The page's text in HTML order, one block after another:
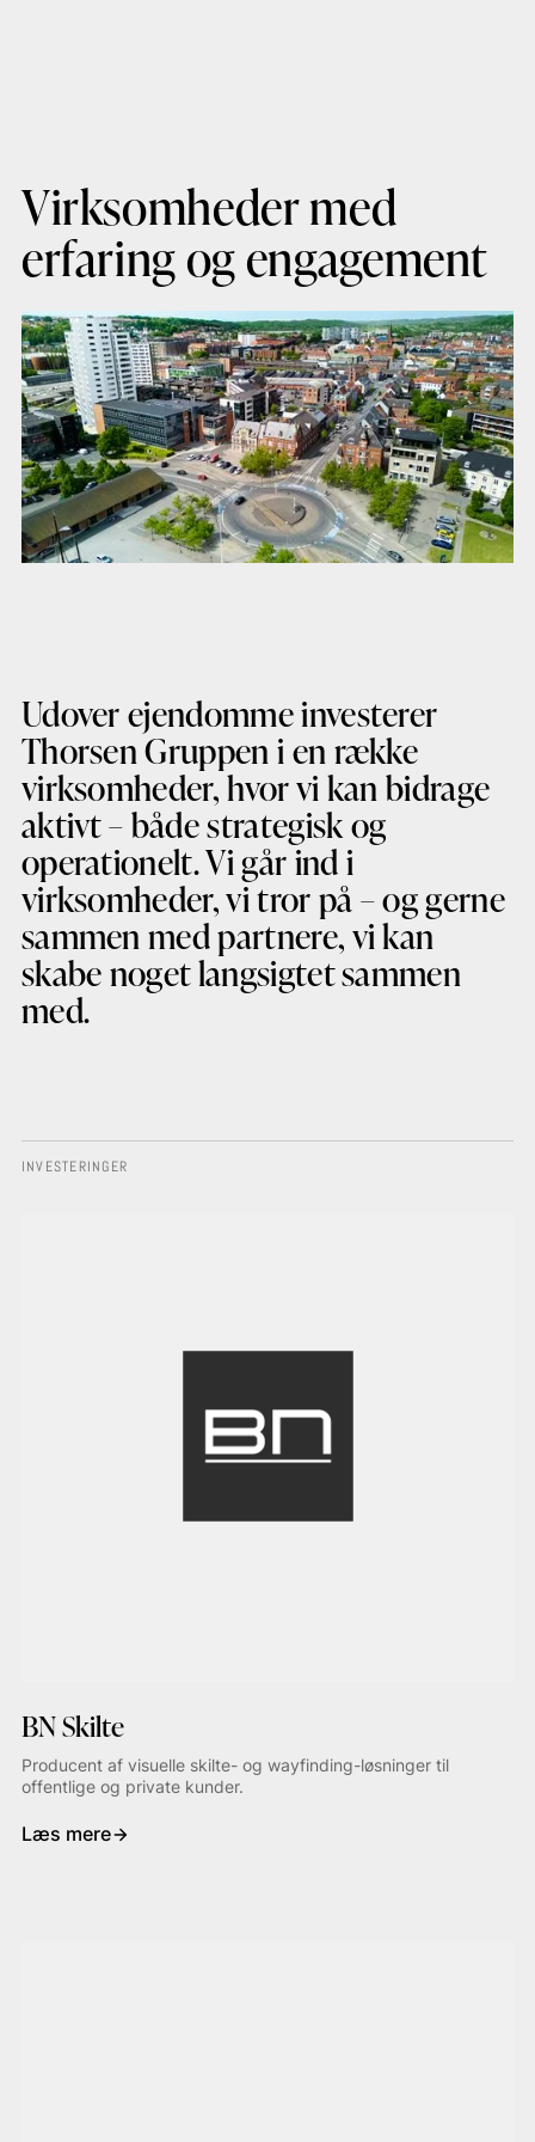
Virksomheder med
erfaring og engagement
Udover ejendomme investerer
Thorsen Gruppen i en række
virksomheder, hvor vi kan bidrage
aktivt – både strategisk og
operationelt. Vi går ind i
virksomheder, vi tror på – og gerne
sammen med partnere, vi kan
skabe noget langsigtet sammen
med.
INVESTERINGER
BN Skilte
Producent af visuelle skilte- og wayfinding-løsninger til
offentlige og private kunder.
Læs mere